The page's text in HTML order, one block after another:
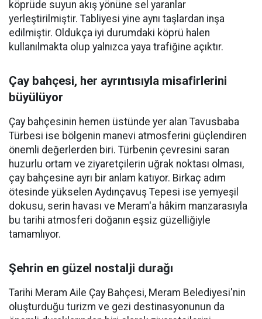
köprüde suyun akış yönüne sel yaranlar
yerleştirilmiştir. Tabliyesi yine aynı taşlardan inşa
edilmiştir. Oldukça iyi durumdaki köprü halen
kullanılmakta olup yalnızca yaya trafiğine açıktır.
Çay bahçesi, her ayrıntısıyla misafirlerini
büyülüyor
Çay bahçesinin hemen üstünde yer alan Tavusbaba
Türbesi ise bölgenin manevi atmosferini güçlendiren
önemli değerlerden biri. Türbenin çevresini saran
huzurlu ortam ve ziyaretçilerin uğrak noktası olması,
çay bahçesine ayrı bir anlam katıyor. Birkaç adım
ötesinde yükselen Aydınçavuş Tepesi ise yemyeşil
dokusu, serin havası ve Meram'a hâkim manzarasıyla
bu tarihi atmosferi doğanın eşsiz güzelliğiyle
tamamlıyor.
Şehrin en güzel nostalji durağı
Tarihi Meram Aile Çay Bahçesi, Meram Belediyesi'nin
oluşturduğu turizm ve gezi destinasyonunun da